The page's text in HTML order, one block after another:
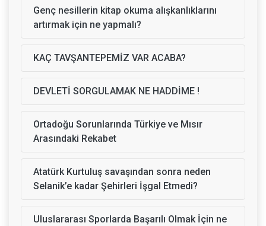
Genç nesillerin kitap okuma alışkanlıklarını
artırmak için ne yapmalı?
KAÇ TAVŞANTEPEMİZ VAR ACABA?
DEVLETİ SORGULAMAK NE HADDİME !
Ortadoğu Sorunlarında Türkiye ve Mısır
Arasındaki Rekabet
Atatürk Kurtuluş savaşından sonra neden
Selanik’e kadar Şehirleri İşgal Etmedi?
Uluslararası Sporlarda Başarılı Olmak İçin ne